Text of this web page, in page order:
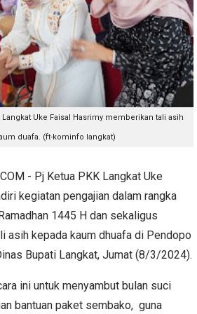
Langkat Uke Faisal Hasrimy memberikan tali asih
duafa. (ft-kominfo langkat)
- Pj Ketua PKK Langkat Uke
kegiatan pengajian dalam rangka
1445 H dan sekaligus
asih kepada kaum dhuafa di Pendopo
Bupati Langkat, Jumat (8/3/2024).
ini untuk menyambut bulan suci
bantuan paket sembako, guna